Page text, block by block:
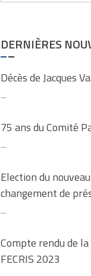
DERNIÈRES
Décès de Jacques
...
75 ans du Comité
...
Election du
changement de
...
Compte rendu de
FECRIS 2023